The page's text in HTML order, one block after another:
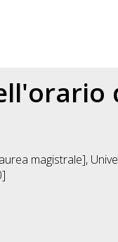
magistrale],